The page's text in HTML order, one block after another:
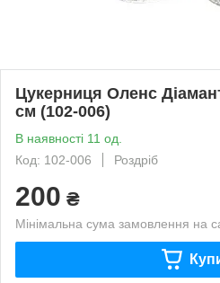
Цукерниця Оленс
см (102-006)
В наявності 11 од.
Код: 102-006
Роздріб
200 ₴
Мінімальна сума замовлення на